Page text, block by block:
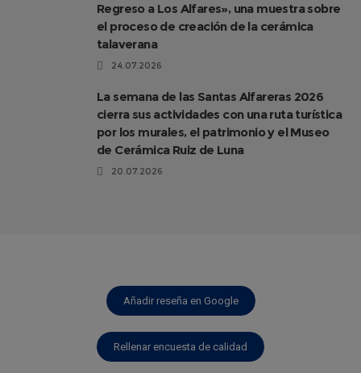
Regreso a Los Alfares», una muestra sobre
el proceso de creación de la cerámica
talaverana
24.07.2026
La semana de las Santas Alfareras 2026
cierra sus actividades con una ruta turística
por los murales, el patrimonio y el Museo
de Cerámica Ruiz de Luna
20.07.2026
Añadir reseña en Google
Rellenar encuesta de calidad